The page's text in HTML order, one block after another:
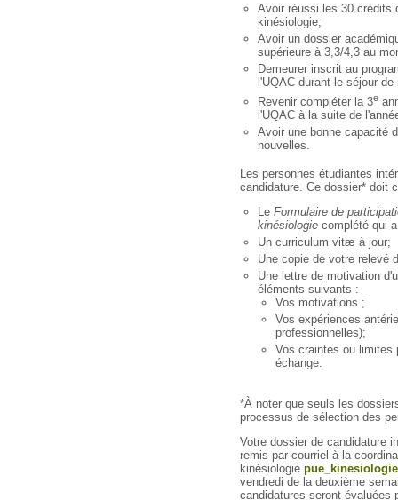
Avoir réussi les 30 crédits
kinésiologie;
Avoir un dossier
supérieure à 3,3/4,3 au
Demeurer inscrit au
l'UQAC durant le séjour
Revenir compléter la 3e
l'UQAC à la suite de
Avoir une bonne capacité
nouvelles.
Les personnes étudiantes
candidature. Ce dossier* doit
Le Formulaire de
kinésiologie complété qui
Un curriculum vitæ à jour;
Une copie de votre relevé
Une lettre de motivation
éléments suivants :
Vos motivations ;
Vos expériences
professionnelles);
Vos craintes ou limites
échange.
*À noter que seuls les
processus de sélection des
Votre dossier de candidature
remis par courriel à la
kinésiologie
vendredi de la deuxième
candidatures seront évaluées